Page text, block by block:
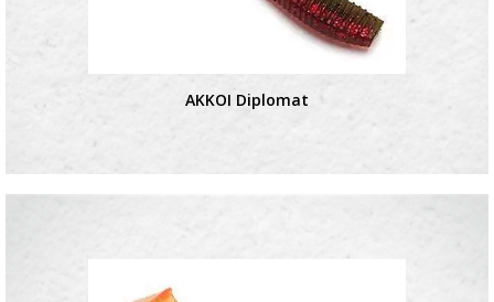
AKKOI Diplomat